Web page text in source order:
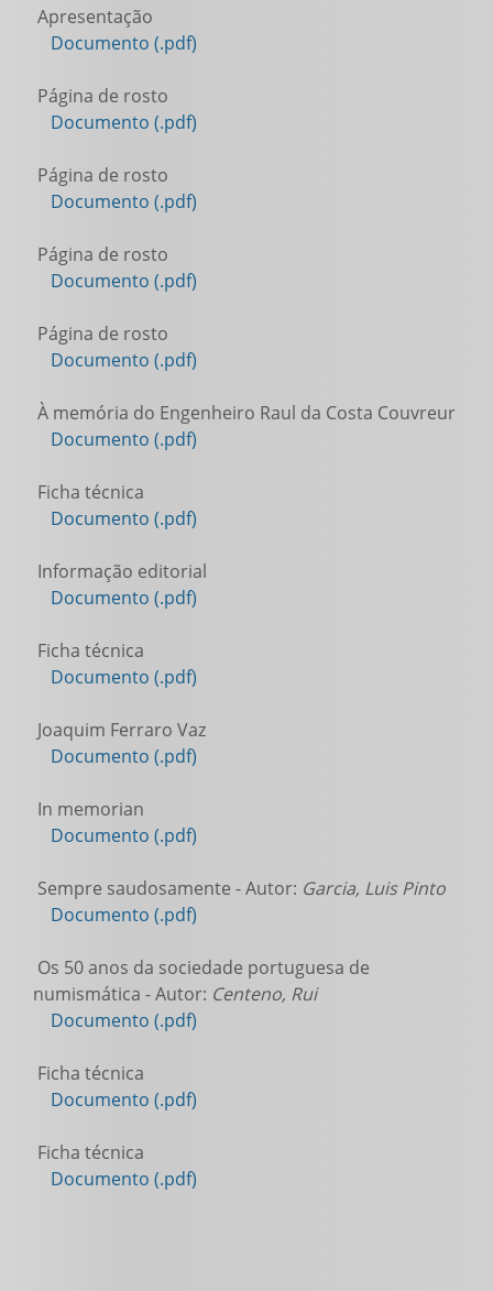
Apresentação
Documento (.pdf)
Página de rosto
Documento (.pdf)
Página de rosto
Documento (.pdf)
Página de rosto
Documento (.pdf)
Página de rosto
Documento (.pdf)
À memória do Engenheiro Raul da Costa Couvreur
Documento (.pdf)
Ficha técnica
Documento (.pdf)
Informação editorial
Documento (.pdf)
Ficha técnica
Documento (.pdf)
Joaquim Ferraro Vaz
Documento (.pdf)
In memorian
Documento (.pdf)
Sempre saudosamente - Autor: Garcia, Luis Pinto
Documento (.pdf)
Os 50 anos da sociedade portuguesa de
numismática - Autor: Centeno, Rui
Documento (.pdf)
Ficha técnica
Documento (.pdf)
Ficha técnica
Documento (.pdf)